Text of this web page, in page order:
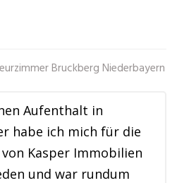
Bruckberg Niederbayern
Aufenthalt in
habe ich mich für die
Kasper Immobilien
und war rundum